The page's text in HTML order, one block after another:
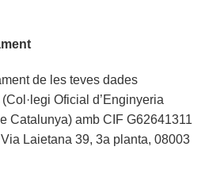
de les teves dades
Oficial d’Enginyeria
Catalunya) amb CIF G62641311
Laietana 39, 3a planta, 08003